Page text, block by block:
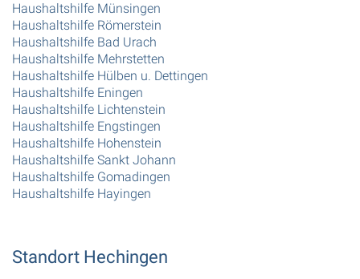
Haushaltshilfe Münsingen
Haushaltshilfe Römerstein
Haushaltshilfe Bad Urach
Haushaltshilfe Mehrstetten
Haushaltshilfe Hülben u. Dettingen
Haushaltshilfe Eningen
Haushaltshilfe Lichtenstein
Haushaltshilfe Engstingen
Haushaltshilfe Hohenstein
Haushaltshilfe Sankt Johann
Haushaltshilfe Gomadingen
Haushaltshilfe Hayingen
Standort Hechingen